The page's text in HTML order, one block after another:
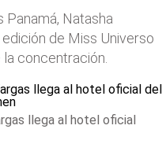
Panamá, Natasha
de Miss Universo
concentración.
llega al hotel oficial